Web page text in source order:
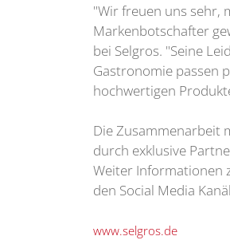
"Wir freuen uns sehr,
Markenbotschafter
bei Selgros. "Seine
Gastronomie passen
hochwertigen
Die Zusammenarbeit
durch exklusive
Weiter Informationen
den Social Media
www.selgros.de